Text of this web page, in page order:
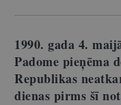
1990. gada 4.
Padome pieņēma
Republikas
dienas pirms šī